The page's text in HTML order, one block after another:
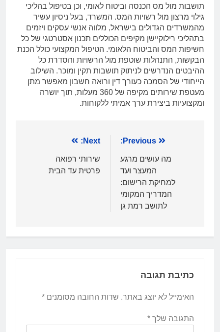
תושבות מול מס הכנסה וביטוח לאומי, וכן בטיפול בהליכי
גילוי מרצון מול רשויות המס. המשרד, בעל ניסיון עשיר
מהמשרדים הגדולים בישראל, מלווה אנשי עסקים ויזמים
בתהליכי רילוקיישן מקיפים הכוללים תכנון אסטרטגי של כל
חשיפות המס והביטוח הלאומי. הטיפול המקצועי כולל הכנת
הבקשות, התנהלות שוטפת מול הרשויות והסדרת כל
ההיבטים הנדרשים לניתוק תושבות תקין ומוכר. השילוב
הייחודי של הסמכה כעורך דין ורואה חשבון מאפשר מתן
מעטפת שירותים מקיפה של 360 מעלות, תוך יושרה
ומקצועיות ביצירת ערך אמיתי ללקוחות.
Previous:
מה עושים מרגע
המעצר ועד
למחיקת הרישום:
המדריך המקומי
לתושב רמת גן
Next:
שירותי רפואה
פרטית עד הבית
כתיבת תגובה
האימייל לא יוצג באתר. שדות החובה מסומנים *
התגובה שלך *